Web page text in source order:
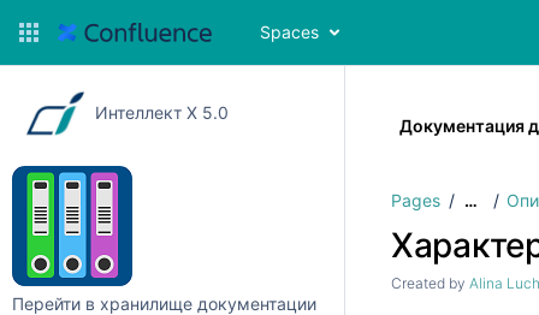
Spaces
Интеллект X 5.0
Перейти в хранилище документации
Документация
Pages …
Created by Alina